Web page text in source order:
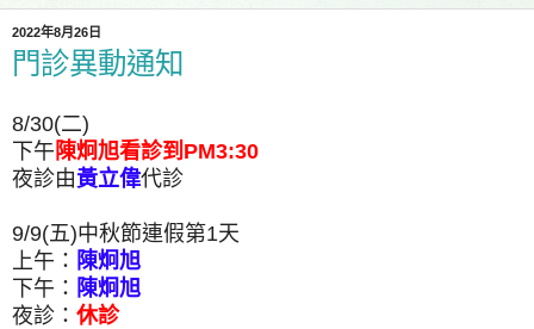
2022年8月26日
門診異動通知
8/30(二)
下午 陳炯旭看診到PM3:30
夜診由黃立偉代診
9/9(五)中秋節連假第1天
上午： 陳炯旭
下午： 陳炯旭
夜診： 休診